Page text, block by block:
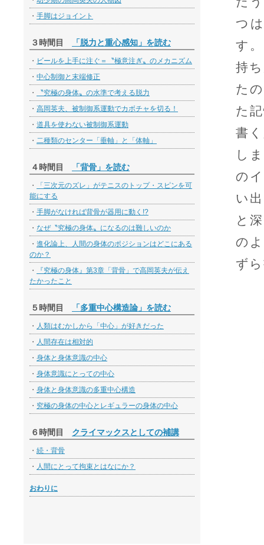
・ 手脚はジョイント
３時間目 「脱力と重心感知」を読む
・ ビールを上手に注ぐ＝〝極意注ぎ〟のメカニズム
・ 中心制御と末端修正
・
〝究極の身体〟の水準で考える脱力
・ 高岡英夫、被制御系運動でカボチャを切る！
・ 道具を使わない被制御系運動
・ 二種類のセンター「垂軸」と「体軸」
４時間目 「背骨」を読む
・
「三次元のズレ」がテニスのトップ・スピンを可
能にする
・ 手脚がなければ背骨が器用に動く!?
・ なぜ〝究極の身体〟になるのは難しいのか
・ 進化論上、人間の身体のポジションはどこにある
のか？
・
『究極の身体』第3章「背骨」で高岡英夫が伝え
たかったこと
５時間目 「多重中心構造論」を読む
・ 人類はむかしから「中心」が好きだった
・ 人間存在は相対的
・ 身体と身体意識の中心
・ 身体意識にとっての中心
・ 身体と身体意識の多重中心構造
・ 究極の身体の中心とレギュラーの身体の中心
６時間目 クライマックスとしての補講
・ 続・背骨
・ 人間にとって拘束とはなにか？
おわりに
つ
す
持
た
た
書
し
の
い
と
の
ず